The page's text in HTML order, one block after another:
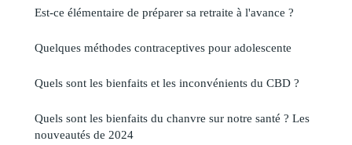
Est-ce élémentaire de préparer sa retraite à l'avance ?
Quelques méthodes contraceptives pour adolescente
Quels sont les bienfaits et les inconvénients du CBD ?
Quels sont les bienfaits du chanvre sur notre santé ? Les
nouveautés de 2024